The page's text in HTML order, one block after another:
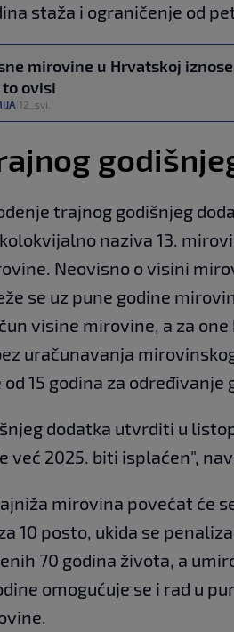
staža i ograničenje od
mirovine u Hrvatskoj
ovisi
12. svi.
trajnog godišnjeg
naziva 13.
Neovisno o visini
se uz pune godine
visine mirovine, a za
uračunavanja
15 godina za određivanje
dodatka utvrditi u
već 2025. biti isplaćen",
mirovina povećat će
10 posto, ukida se
70 godina života, a
omogućuje se i rad u